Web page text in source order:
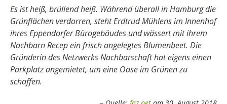
Es ist heiß, brüllend heiß. Während überall in Hamburg die
Grünflächen verdorren, steht Erdtrud Mühlens im Innenhof
ihres Eppendorfer Bürogebäudes und wässert mit ihrem
Nachbarn Recep ein frisch angelegtes Blumenbeet. Die
Gründerin des Netzwerks Nachbarschaft hat eigens einen
Parkplatz angemietet, um eine Oase im Grünen zu
schaffen.